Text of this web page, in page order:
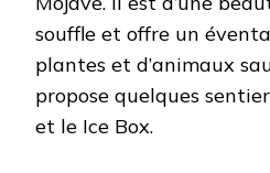
souffle et offre un
plantes et d’animaux
propose quelques
et le Ice Box.